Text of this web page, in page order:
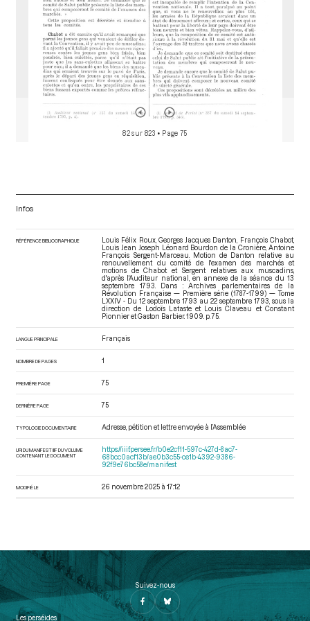
82 sur 823 • Page 75
Infos
RÉFÉRENCE BIBLIOGRAPHIQUE
Louis Félix Roux, Georges Jacques Danton, François Chabot,
Louis Jean Joseph Léonard Bourdon de la Cronière, Antoine
François Sergent-Marceau. Motion de Danton relative au
renouvellement du comité de l'examen des marchés et
motions de Chabot et Sergent relatives aux muscadins,
d'après l'Auditeur national, en annexe de la séance du 13
septembre 1793. Dans : Archives parlementaires de la
Révolution Française — Première série (1787-1799) — Tome
LXXIV - Du 12 septembre 1793 au 22 septembre 1793 , sous la
direction de Lodoïs Lataste et Louis Claveau et Constant
Pionnier et Gaston Barbier. 1909. p. 75.
LANGUE PRINCIPALE Français
NOMBRE DE PAGES 1
PREMIÈRE PAGE 75
DERNIÈRE PAGE 75
TYPOLOGIE DOCUMENTAIRE Adresse, pétition et lettre envoyée à l’Assemblée
URI DU MANIFEST IIIF DU VOLUME
CONTENANT LE DOCUMENT
https://iiif.persee.fr/b0e2cf11-597c-427d-8ac7-
68bcc0acf13b/ae0b3c55-ce1b-4392-9386-
92f9e76bc58e/manifest
MODIFIÉ LE 26 novembre 2025 à 17:12
Suivez-nous
Les perséides